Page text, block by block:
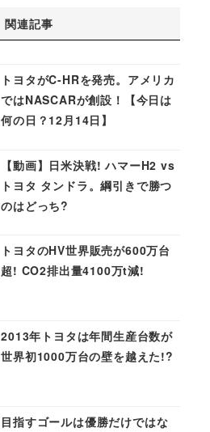
関連記事
トヨタがC-HRを発売。アメリカ
ではNASCARが創設！【今日は
何の日？12月14日】
【動画】日米決戦! ハマーH2 vs
トヨタ タンドラ。綱引きで勝つ
のはどっち?
トヨタのHV世界販売が600万台
超! CO2排出量4100万t減!
2013年トヨタは年間生産台数が
世界初1000万台の壁を越えた!?
目指すゴールは優勝だけではな